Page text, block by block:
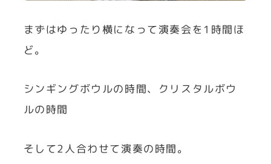
まずはゆったり横になって演奏会を1時間ほ
ど。
シンギングボウルの時間、クリスタルボウ
ルの時間
そして2人合わせて演奏の時間。